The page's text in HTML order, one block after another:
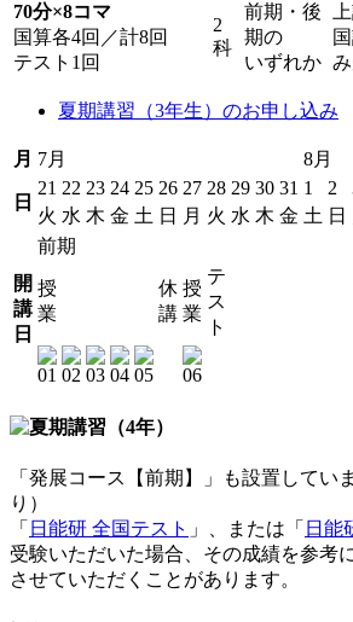
70分×8コマ
国算各4回／計8回
テスト1回
2
科
前期・後
期の
いずれか
夏期講習（3年生）のお申し込み
月 7月 8月
日
21 22 23 24 25 26 27 28 29 30 31 1 2
火 水 木 金 土 日 月 火 水 木 金 土 日
開
講
日
前期
授
業
休
講
授
業
テ
ス
ト
「発展コース【前期】」も設置してい
り）
「 日能研 全国テスト 」、または「 日能
受験いただいた場合、その成績を参考
させていただくことがあります。